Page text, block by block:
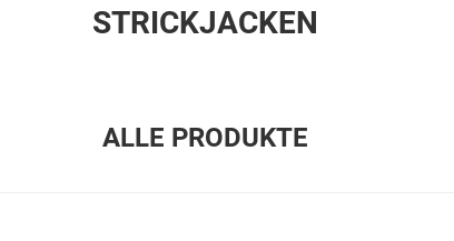
STRICKJACKEN
ALLE PRODUKTE